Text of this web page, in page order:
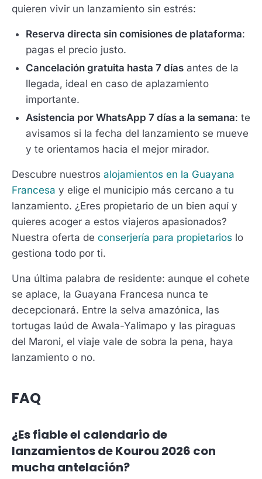
quieren vivir un lanzamiento sin estrés:
Reserva directa sin comisiones de plataforma:
pagas el precio justo.
Cancelación gratuita hasta 7 días antes de la
llegada, ideal en caso de aplazamiento
importante.
Asistencia por WhatsApp 7 días a la semana: te
avisamos si la fecha del lanzamiento se mueve
y te orientamos hacia el mejor mirador.
Descubre nuestros alojamientos en la Guayana
Francesa y elige el municipio más cercano a tu
lanzamiento. ¿Eres propietario de un bien aquí y
quieres acoger a estos viajeros apasionados?
Nuestra oferta de conserjería para propietarios lo
gestiona todo por ti.
Una última palabra de residente: aunque el cohete
se aplace, la Guayana Francesa nunca te
decepcionará. Entre la selva amazónica, las
tortugas laúd de Awala-Yalimapo y las piraguas
del Maroni, el viaje vale de sobra la pena, haya
lanzamiento o no.
FAQ
¿Es fiable el calendario de
lanzamientos de Kourou 2026 con
mucha antelación?